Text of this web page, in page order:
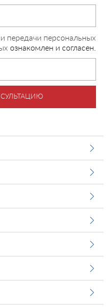
передачи персональных
ознакомлен и согласен.